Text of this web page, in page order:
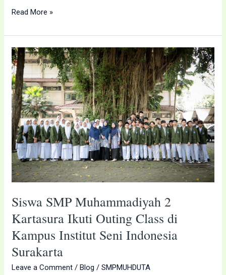
Read More »
Siswa SMP Muhammadiyah 2
Kartasura Ikuti Outing Class di
Kampus Institut Seni Indonesia
Surakarta
Leave a Comment /Blog /SMPMUHDUTA
Siswa
SMP
Muhammadiyah
2
Kartasura
Ikuti
Outing
Class
di
Kampus
Institut
Indonesia